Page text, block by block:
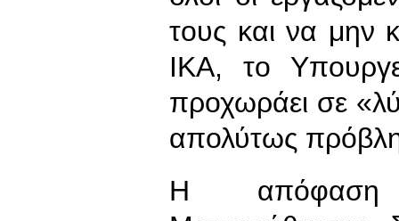
τους και να μην
ΙΚΑ, το
προχωράει σε
απολύτως
Η απόφαση